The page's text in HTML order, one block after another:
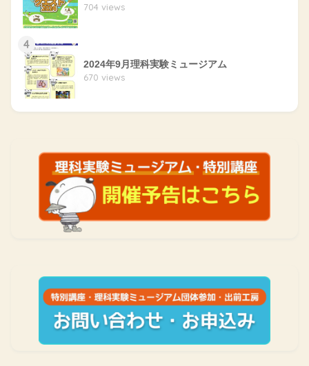
704 views
4
2024年9月理科実験ミュージアム
670 views